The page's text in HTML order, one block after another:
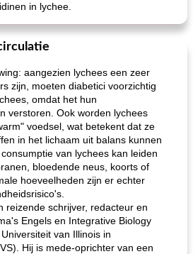
in lychee.
aangezien lychees een zeer
zijn, moeten diabetici voorzichtig
omdat het hun
verstoren. Ook worden lychees
voedsel, wat betekent dat ze
in het lichaam uit balans kunnen
van lychees kan leiden
bloedende neus, koorts of
hoeveelheden zijn er echter
reizende schrijver, redacteur en
Engels en Integrative Biology
van Illinois in
Hij is mede-oprichter van een